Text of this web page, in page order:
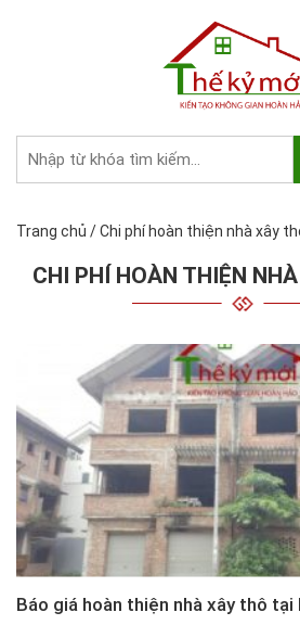
Trang chủ /Chi phí hoàn thiện nhà xây
CHI PHÍ HOÀN THIỆN
Báo giá hoàn thiện nhà xây thô tại